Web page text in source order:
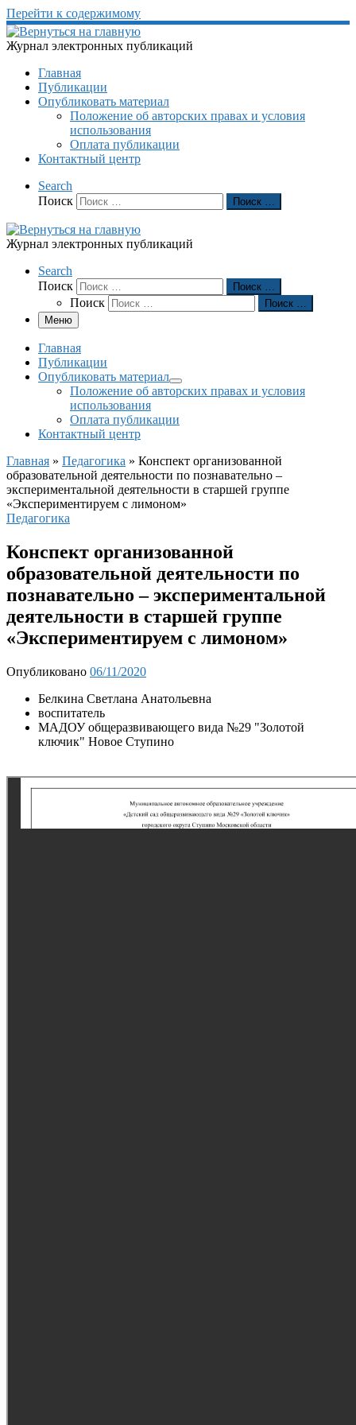
Перейти к содержимому
Журнал электронных публикаций
Главная
Публикации
Опубликовать материал
Положение об авторских правах и условия
использования
Оплата публикации
Контактный центр
Search
Поиск
Поиск …
Журнал электронных публикаций
Search
Поиск
Поиск …
Поиск
Поиск …
Меню
Главная
Публикации
Опубликовать материал
Положение об авторских правах и условия
использования
Оплата публикации
Контактный центр
Главная » Педагогика » Конспект организованной
образовательной деятельности по познавательно –
экспериментальной деятельности в старшей группе
«Экспериментируем с лимоном»
Педагогика
Конспект организованной
образовательной деятельности по
познавательно – экспериментальной
деятельности в старшей группе
«Экспериментируем с лимоном»
Опубликовано 06/11/2020
Белкина Светлана Анатольевна
воспитатель
МАДОУ общеразвивающего вида №29 "Золотой
ключик" Новое Ступино